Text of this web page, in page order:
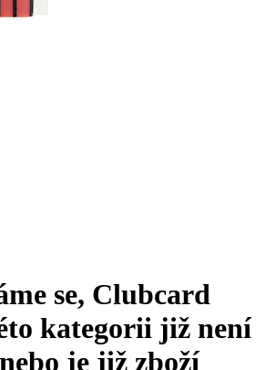
se, Clubcard
kategorii již není
je již zboží